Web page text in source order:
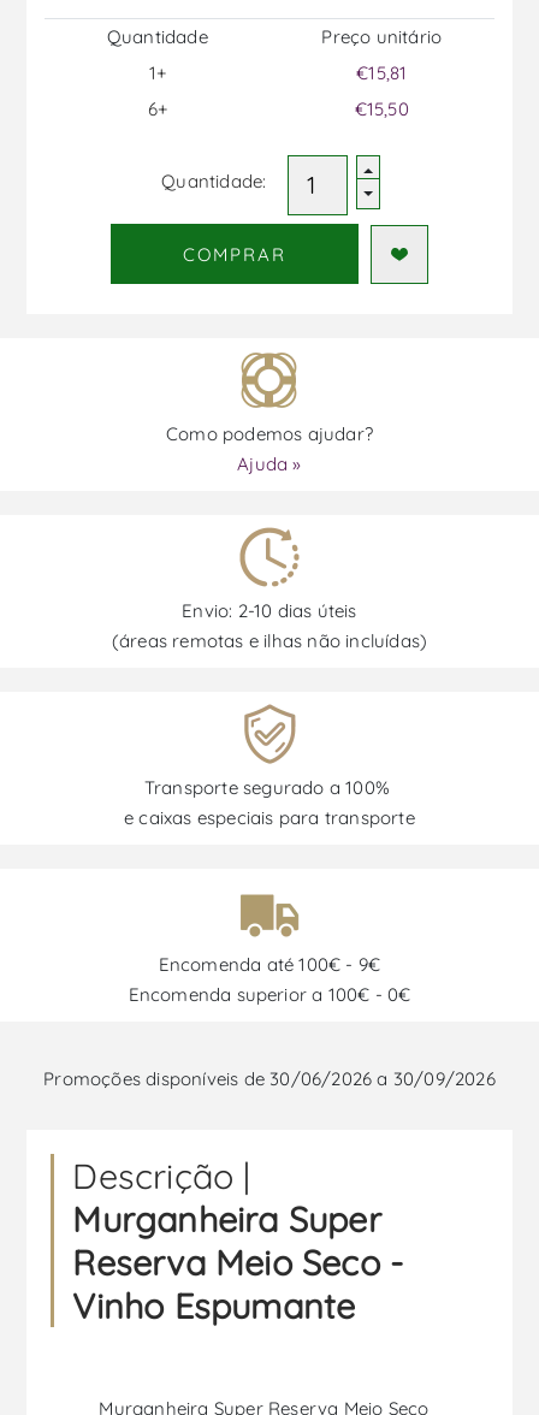
Quantidade
1+
6+
Preço unitário
€15,81
€15,50
Quantidade:
COMPRAR
Como podemos ajudar?
Ajuda »
Envio: 2-10 dias úteis
(áreas remotas e ilhas não incluídas)
Transporte segurado a 100%
e caixas especiais para transporte
Encomenda até 100€ - 9€
Encomenda superior a 100€ - 0€
Promoções disponíveis de 30/06/2026 a 30/09/2026
Descrição |
Murganheira Super
Reserva Meio Seco -
Vinho Espumante
Murganheira Super Reserva Meio Seco